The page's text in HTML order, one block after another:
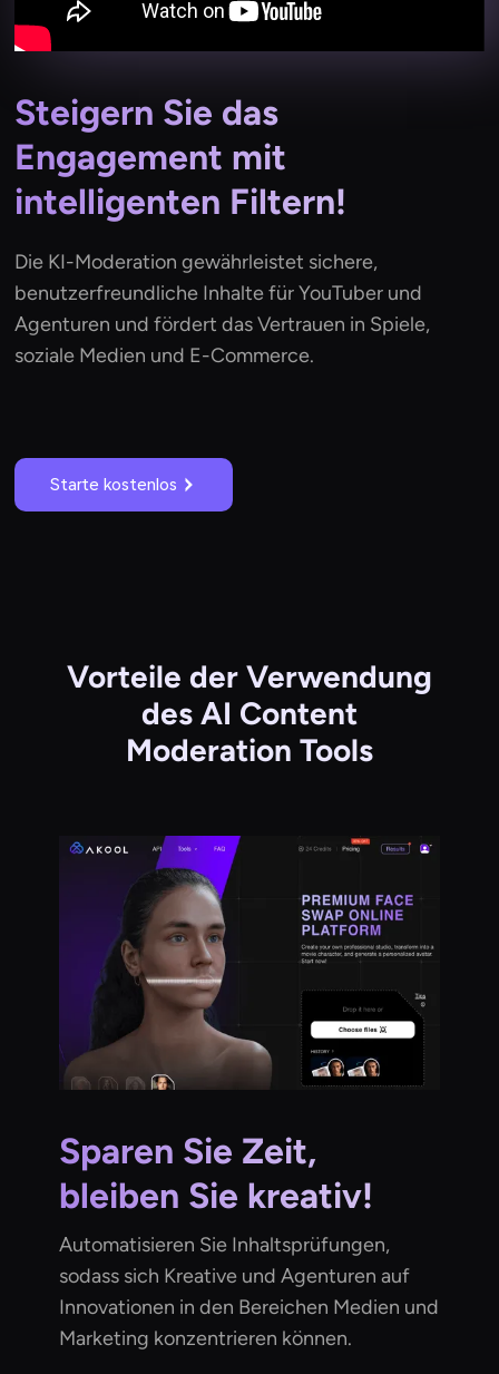
Steigern Sie das
Engagement mit
intelligenten Filtern!
Die KI-Moderation gewährleistet sichere,
benutzerfreundliche Inhalte für YouTuber und
Agenturen und fördert das Vertrauen in Spiele,
soziale Medien und E-Commerce.
Starte kostenlos
Vorteile der Verwendung
des AI Content
Moderation Tools
Sparen Sie Zeit,
bleiben Sie kreativ!
Automatisieren Sie Inhaltsprüfungen,
sodass sich Kreative und Agenturen auf
Innovationen in den Bereichen Medien und
Marketing konzentrieren können.